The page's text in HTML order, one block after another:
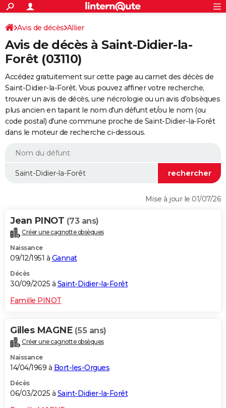
ACTUALITÉS
Politique
Société
Faits Divers
Education
Monde
Villes
+
SPORT
Coupe du monde 2026
Football
Tennis
Cyclisme
Rugby
Forum
CULTURE
FINANCE
Retraite
Impôts
Epargne
Immobilier
Risques naturels par ville
Banque
Assurance
Crédit
Essais
Réserver un essai
Citadines
Berlines
SUV
Forum auto
+
HIGH-TECH
Mobiles
Meilleur smartphone
Internet
Ordinateurs
Jeux vidéo
Guide high-tech
+
BRICOLAGE
Forum
Aménagement intérieur
Extérieur
Cuisine
Salle de bains
Jardinage
Rangement
WEEK-END
Guides de France
Escapades
Patrimoine
Expositions
Musées
Week-end nature
LIFESTYLE
Alimentation
Guide de la santé
Maladies
Médicaments
Sommeil
VOYAGE
Destinations
City break
Voyage nature
Voyage de noces
Forum
Climat
+PHOTO
GUIDES D'ACHAT
BONS PLANS
CARTE DE VOEUX
Dictionnaire
Biographies
Citations
Expressions
Proverbes
PROGRAMME TV
COPAINS D'AVANT
S'inscrire
Se connecter
Lycées
Collèges
Primaires
Universités
Entreprises
Service militaire
Avis de recherche
AVIS DE DÉCÈS
Avis de décès Allier
Avis de décès à Saint-Didier-la-
Forêt (03110)
Accédez gratuitement sur cette page au carnet des décès de
Saint-Didier-la-Forêt. Vous pouvez affiner votre recherche,
trouver un avis de décès, une nécrologie ou un avis d'obsèques
plus ancien en tapant le nom d'un défunt et/ou le nom (ou
code postal) d'une commune proche de Saint-Didier-la-Forêt
dans le moteur de recherche ci-dessous.
Mise à jour le 01/07/26
Jean PINOT (73 ans)
Créer une cagnotte obsèques
Naissance
09/12/1951 à Gannat
Décès
30/09/2025 à Saint-Didier-la-Forêt
Famille PINOT
Gilles MAGNE (55 ans)
Créer une cagnotte obsèques
Naissance
14/04/1969 à Bort-les-Orgues
Décès
06/03/2025 à Saint-Didier-la-Forêt